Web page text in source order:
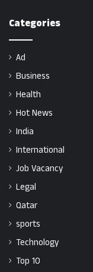
Categories
Ad
Business
Health
Hot News
India
International
Job Vacancy
Legal
Qatar
sports
Technology
Top 10